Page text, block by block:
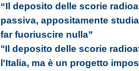
“Il deposito delle scorie
passiva, appositamente
far fuoriuscire nulla”
"Il deposito delle scorie
l'Italia, ma è un progetto